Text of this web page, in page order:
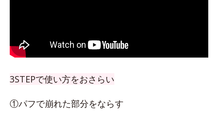
3STEPで使い方をおさらい
①パフで崩れた部分をならす